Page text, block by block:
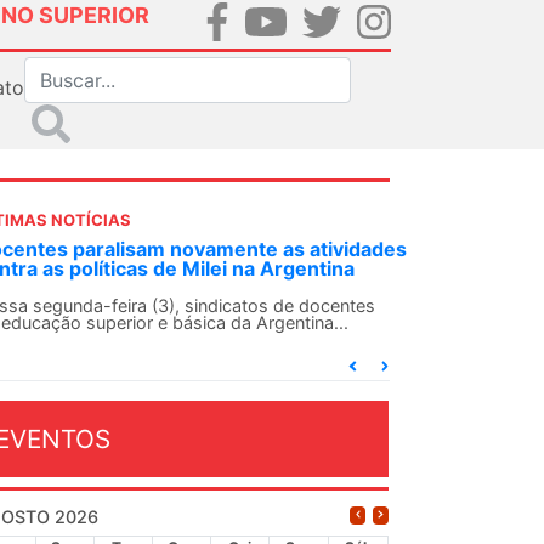
SUPERIOR
NOTÍCIAS
ANDES-SN convoca docentes para Dia de
Solidariedade Internacionalista com Cuba em
13 de agosto
O ANDES-SN conclama suas seções sindicais e o
2026